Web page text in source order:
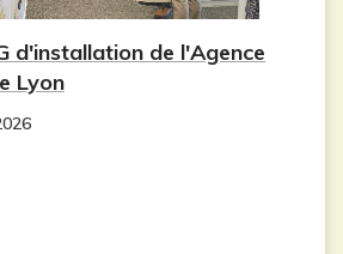
d'installation de l'Agence
Lyon